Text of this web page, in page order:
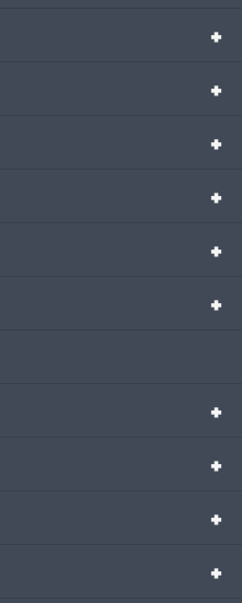
+
+
+
+
+
+
+
+
+
+